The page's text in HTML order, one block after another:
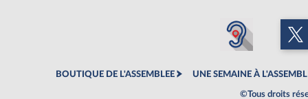
BOUTIQUE DE L'ASSEMBLEE UNE SEMAINE À
©Tous droits